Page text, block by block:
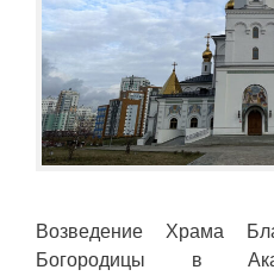
Возведение Храма
Богородицы в